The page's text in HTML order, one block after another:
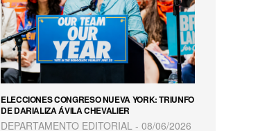
ELECCIONES CONGRESO NUEVA YORK: TRIUNFO
DE DARIALIZA ÁVILA CHEVALIER
DEPARTAMENTO EDITORIAL 08/06/2026